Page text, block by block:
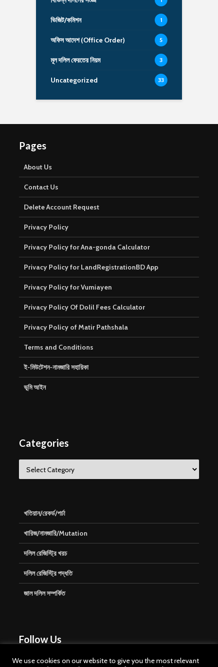
ভিজিট/কমিশন 1
অফিস আদেশ (Office Order) 5
মূল দলিল ফেরতের নিয়ম 3
Uncategorized 33
Pages
About Us
Contact Us
Delete Account Request
Privacy Policy
Privacy Policy for Ana-gonda Calculator
Privacy Policy for LandRegistrationBD App
Privacy Policy for Vumiayen
Privacy Policy Of Dolil Fees Calculator
Privacy Policy of Matir Pathshala
Terms and Conditions
ই-মিউটেশন-নামজারি সহায়িকা
ভূমি আইন
Categories
খতিয়ান/রেকর্ড/পর্চা
খারিজ/নামজারি/Mutation
দলিল রেজিস্ট্রি খরচ
দলিল রেজিস্ট্রি পদ্ধতি
জাল দলিল সম্পর্কিত
Follow Us
We use cookies on our website to give you the most relevant